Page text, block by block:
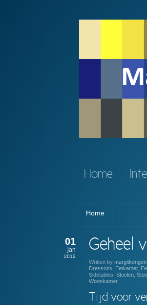
Home
Home
01
jan
2012
Geheel
Written by margitkengen
Dressoirs
Eetkamer,
Sidetables Stoelen
Woonkamer
Tijd voor